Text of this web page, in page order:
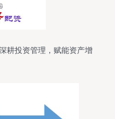
耕投资管理，赋能资产增